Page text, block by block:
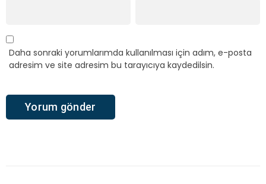
Daha sonraki yorumlarımda kullanılması için adım, e-posta
adresim ve site adresim bu tarayıcıya kaydedilsin.